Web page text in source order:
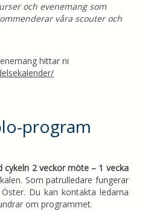
och evenemang som
våra scouter och
hittar ni
program
cykeln 2 veckor möte – 1 vecka
Som patrulledare fungerar
Du kan kontakta ledarna
om programmet.